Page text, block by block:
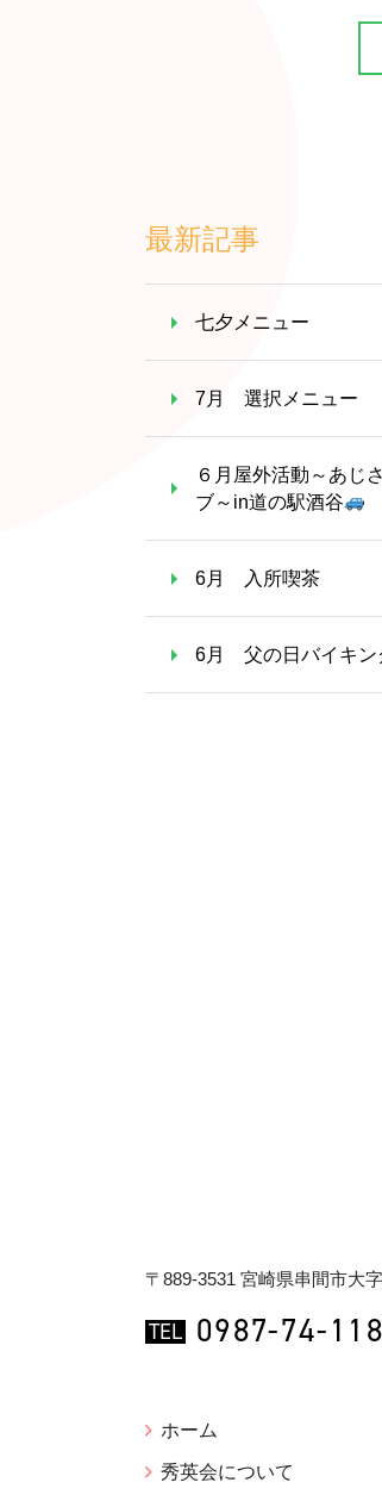
最新記事
七夕メニュー
7月 選択メニュー
６月屋外活動～あじ
ブ～in道の駅酒谷
6月 入所喫茶
6月 父の日バイキン
〒889-3531 宮崎県串間市大
TEL 0987-74-
ホーム
秀英会について